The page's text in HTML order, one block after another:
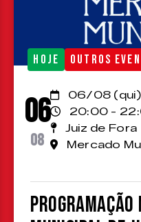
HOJE OUTROS
06
08
06/08
20:00 -
Juiz de Fora
Mercado
Programação